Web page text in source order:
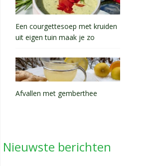
Een courgettesoep met kruiden
uit eigen tuin maak je zo
Afvallen met gemberthee
Nieuwste berichten